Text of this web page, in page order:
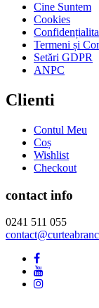
Cine Suntem
Cookies
Termeni și
Setări GDPR
ANPC
Clienti
Contul Meu
Coș
Wishlist
Checkout
contact info
0241 511 055